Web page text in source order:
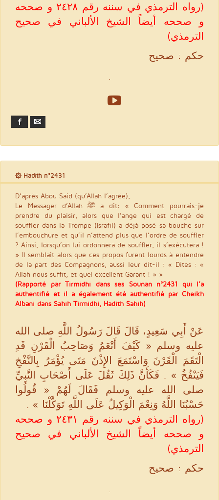
(رواه الترمذي في سننه رقم ٢٤٢٨ و صححه
و صححه أيضاً الشيخ الألباني في صحيح
الترمذي)
حكم : صحيح
Facebook
۞ Hadith n°2431
D’après Abou Said (qu’Allah l’agrée),
Le Messager d’Allah ﷺ a dit: « Comment pourrais-je
prendre du plaisir, alors que l’ange qui est chargé de
souffler dans la Trompe (Israfil) a déjà posé sa bouche sur
l’embouchure et qu’il n’attend plus que l’ordre de souffler
? Ainsi, lorsqu’on lui ordonnera de souffler, il s’exécutera !
» Il semblait alors que ces propos furent lourds à entendre
de la part des Compagnons, aussi leur dit-il : « Dites : «
Allah nous suffit, et quel excellent Garant ! » »
(Rapporté par Tirmidhi dans ses Sounan n°2431 qui l’a
authentifié et il a également été authentifié par Cheikh
Albani dans Sahîh Tirmidhi, Hadith Sahîh)
عَنْ أَبِي سَعِيدٍ، قَالَ قَالَ رَسُولُ اللَّهِ صلى الله
عليه وسلم ‏«‏ كَيْفَ أَنْعَمُ وَصَاحِبُ الْقَرْنِ قَدِ
الْتَقَمَ الْقَرْنَ وَاسْتَمَعَ الإِذْنَ مَتَى يُؤْمَرُ بِالنَّفْخِ
فَيَنْفُخُ ‏‏»‏ ‏.‏ فَكَأَنَّ ذَلِكَ ثَقُلَ عَلَى أَصْحَابِ النَّبِيِّ
صلى الله عليه وسلم فَقَالَ لَهُمْ « قُولُوا
حَسْبُنَا اللَّهُ وَنِعْمَ الْوَكِيلُ عَلَى اللَّهِ تَوَكَّلْنَا ‏»‏ ‏.‏
(رواه الترمذي في سننه رقم ۲٤۳۱ و صححه
و صححه أيضاً الشيخ الألباني في صحيح
الترمذي)
حكم : صحيح